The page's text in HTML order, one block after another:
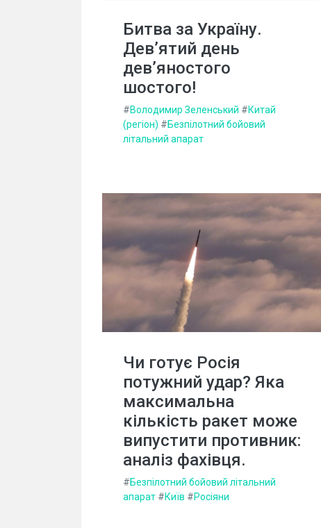
Битва за Україну.
Дев’ятий день
дев’яностого
шостого!
#Володимир Зеленський #Китай
(регіон) #Безпілотний бойовий
літальний апарат
Чи готує Росія
потужний удар? Яка
максимальна
кількість ракет може
випустити противник:
аналіз фахівця.
#Безпілотний бойовий літальний
апарат #Київ #Росіяни